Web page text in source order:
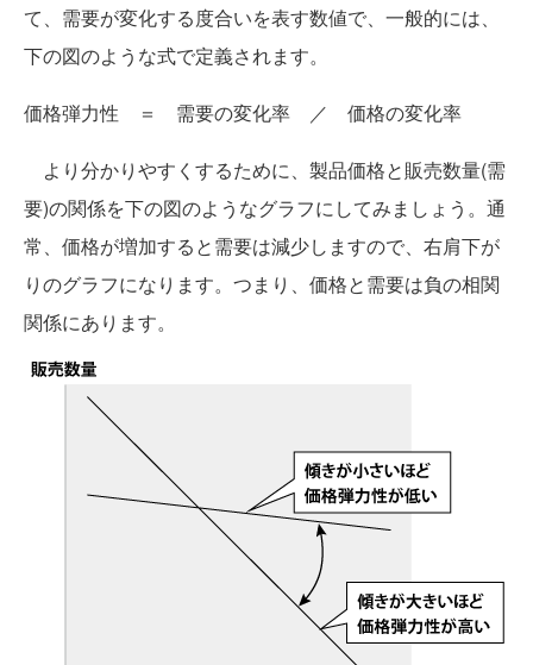
て、需要が変化する度合いを表す数値で、一般的には、
下の図のような式で定義されます。
価格弾力性 ＝ 需要の変化率 ／ 価格の変化率
より分かりやすくするために、製品価格と販売数量(需
要)の関係を下の図のようなグラフにしてみましょう。通
常、価格が増加すると需要は減少しますので、右肩下が
りのグラフになります。つまり、価格と需要は負の相関
関係にあります。